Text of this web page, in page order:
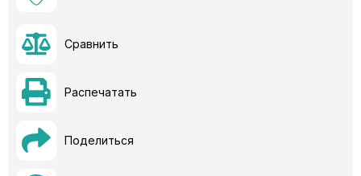
Сравнить
Распечатать
Поделиться